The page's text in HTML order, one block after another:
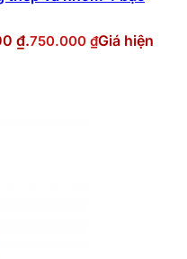
₫.750.000 ₫Giá hiện